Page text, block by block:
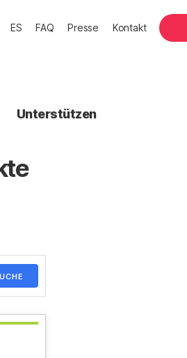
ES FAQ Presse Kontakt
Unterstützen